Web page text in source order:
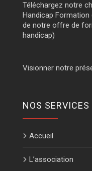
Téléchargez notre
Handicap
de notre offre de
handicap)
Visionner notre
NOS SERVICES
Accueil
L’association